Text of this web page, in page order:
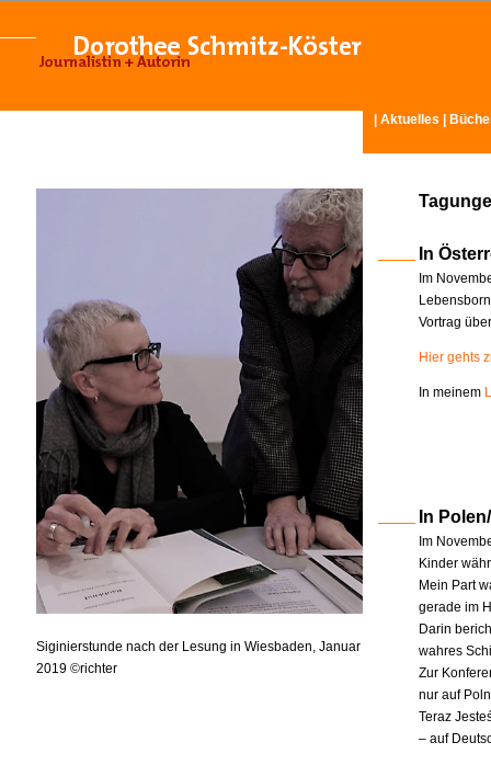
Aktuelles
Siginierstunde nach der Lesung in Wiesbaden, Januar
2019 ©richter
In
Im
Vortrag
Hier gehts
In meinem
In
Im
Kinder
Mein Part
gerade im
Darin
wahres
Zur
nur auf
Teraz
– auf